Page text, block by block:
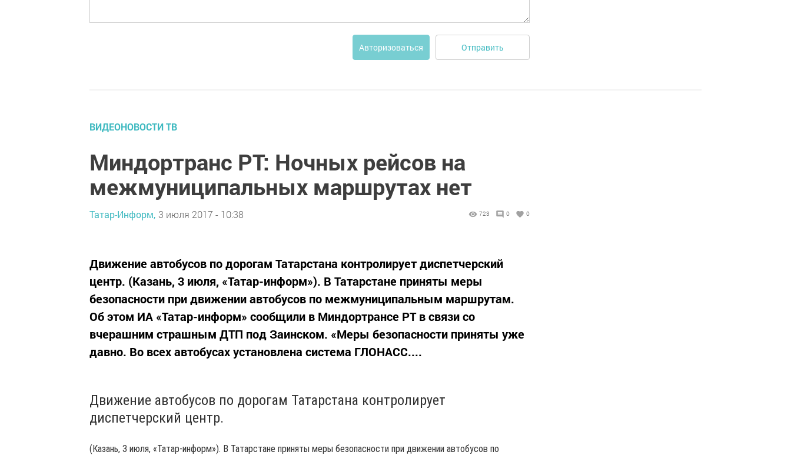
Авторизоваться Отправить
ВИДЕОНОВОСТИ ТВ
Миндортранс РТ: Ночных рейсов на
межмуниципальных маршрутах нет
Татар-Информ, 3 июля 2017 - 10:38 723 0 0
Движение автобусов по дорогам Татарстана контролирует диспетчерский
центр. (Казань, 3 июля, «Татар-информ»). В Татарстане приняты меры
безопасности при движении автобусов по межмуниципальным маршрутам.
Об этом ИА «Татар-информ» сообщили в Миндортрансе РТ в связи со
вчерашним страшным ДТП под Заинском. «Меры безопасности приняты уже
давно. Во всех автобусах установлена система ГЛОНАСС....
Движение автобусов по дорогам Татарстана контролирует
диспетчерский центр.
(Казань, 3 июля, «Татар-информ»). В Татарстане приняты меры безопасности при движении автобусов по